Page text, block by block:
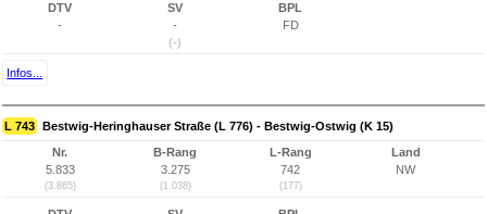
DTV
-
SV
-
(-)
BPL
FD
Infos...
L 743 Bestwig-Heringhauser Straße (L 776) - Bestwig-Ostwig (K 15)
Nr.
5.833
(3.865)
B-Rang
3.275
(1.038)
L-Rang
742
(177)
Land
NW